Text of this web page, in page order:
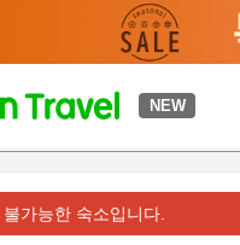
NEW
가능한 숙소입니다.
상품이용 후기 하이라이트